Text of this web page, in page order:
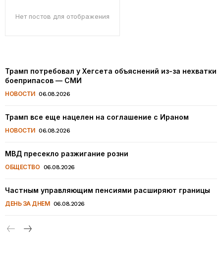
Нет постов для отображения
Трамп потребовал у Хегсета объяснений из-за нехватки
боеприпасов — СМИ
НОВОСТИ 06.08.2026
Трамп все еще нацелен на соглашение с Ираном
НОВОСТИ 06.08.2026
МВД пресекло разжигание розни
ОБЩЕСТВО 06.08.2026
Частным управляющим пенсиями расширяют границы
ДЕНЬ ЗА ДНЕМ 06.08.2026